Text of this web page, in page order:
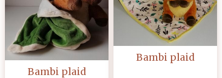
Bambi plaid
Bambi plaid